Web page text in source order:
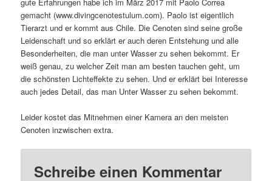
gemacht (www.divingcenotestulum.com). Paolo ist eigentlich
Tierarzt und er kommt aus Chile. Die Cenoten sind seine große
Leidenschaft und so erklärt er auch deren Entstehung und alle
Besonderheiten, die man unter Wasser zu sehen bekommt. Er
weiß genau, zu welcher Zeit man am besten tauchen geht, um
die schönsten Lichteffekte zu sehen. Und er erklärt bei Interesse
auch jedes Detail, das man Unter Wasser zu sehen bekommt.
Leider kostet das Mitnehmen einer Kamera an den meisten
Cenoten inzwischen extra.
Schreibe einen Kommentar